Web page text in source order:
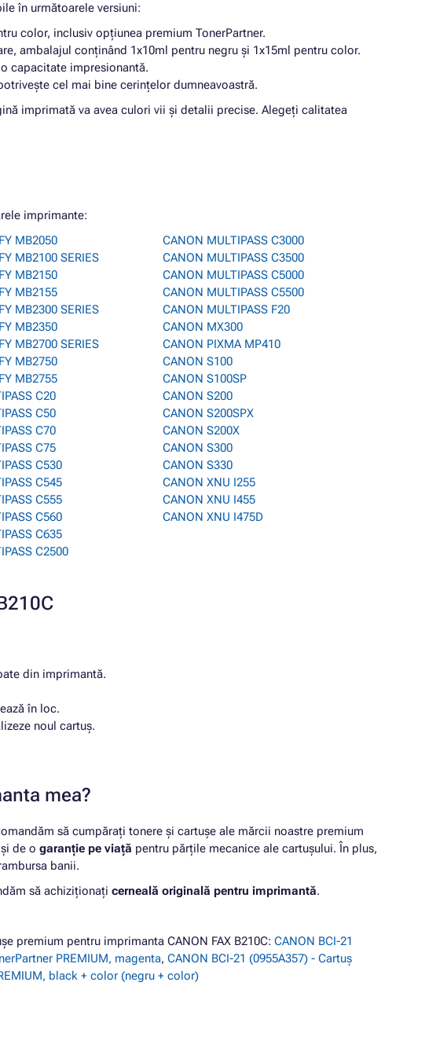
în următoarele versiuni:
color, inclusiv opțiunea premium TonerPartner.
ambalajul conținând 1x10ml pentru negru și 1x15ml pentru color.
capacitate impresionantă.
cel mai bine cerințelor dumneavoastră.
imprimată va avea culori vii și detalii precise. Alegeți calitatea
imprimante:
MB2050
MB2100 SERIES
MB2150
MB2155
MB2300 SERIES
MB2350
MB2700 SERIES
MB2750
MB2755
C20
C50
C70
C75
C530
C545
C555
C560
C635
C2500
CANON MULTIPASS C3000
CANON MULTIPASS C3500
CANON MULTIPASS C5000
CANON MULTIPASS C5500
CANON MULTIPASS F20
CANON MX300
CANON PIXMA MP410
CANON S100
CANON S100SP
CANON S200
CANON S200SPX
CANON S200X
CANON S300
CANON S330
CANON XNU I255
CANON XNU I455
CANON XNU I475D
din imprimantă.
în loc.
noul cartuș.
mea?
să cumpărați tonere și cartușe ale mărcii noastre premium
și de o garanție pe viață pentru părțile mecanice ale cartușului. În plus,
banii.
să achiziționați cerneală originală pentru imprimantă.
premium pentru imprimanta CANON FAX B210C: CANON BCI-21
PREMIUM, magenta, CANON BCI-21 (0955A357) - Cartuș
black + color (negru + color)